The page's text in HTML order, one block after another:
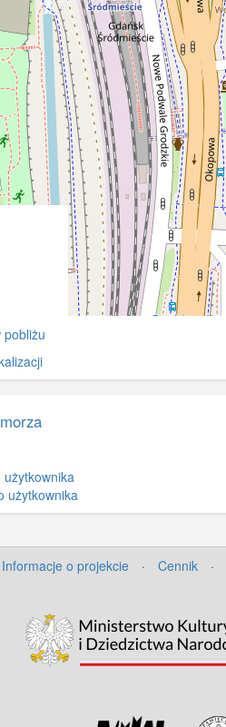
użytkownika
Informacje o projekcie · Cennik ·